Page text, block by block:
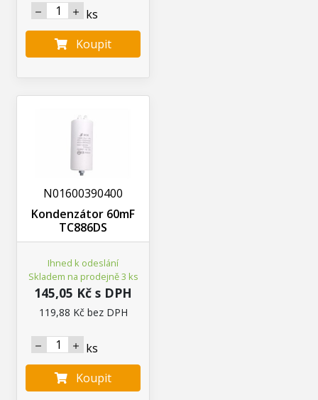
ks
Koupit
N01600390400
Kondenzátor 60mF
TC886DS
Ihned k odeslání
Skladem na prodejně 3 ks
145,05 Kč s DPH
119,88 Kč bez DPH
ks
Koupit